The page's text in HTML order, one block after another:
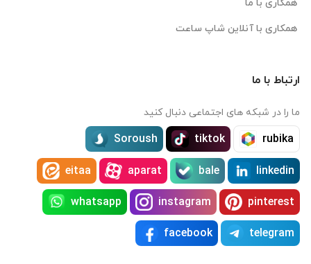
همکاری با ما
همکاری با آنلاین شاپ ساعت
ارتباط با ما
ما را در شبکه های اجتماعی دنبال کنید
rubika
tiktok
Soroush
linkedin
bale
aparat
eitaa
pinterest
instagram
whatsapp
telegram
facebook